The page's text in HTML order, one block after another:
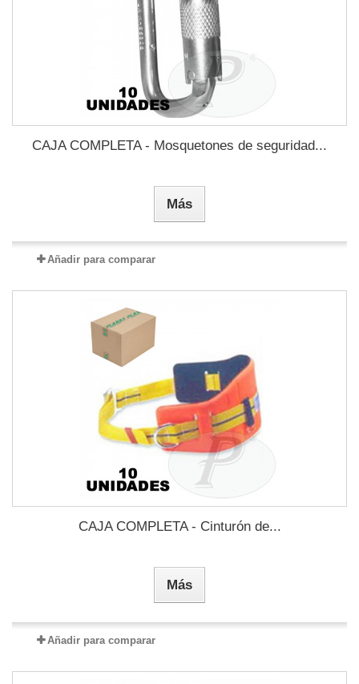
CAJA COMPLETA - Mosquetones de seguridad...
Más
Añadir para comparar
CAJA COMPLETA - Cinturón de...
Más
Añadir para comparar